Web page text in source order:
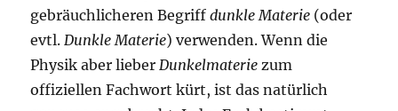
gebräuchlicheren Begriffdunkle Materie (oder
evtl. Dunkle Materie) verwenden. Wenn die
Physik aber lieber Dunkelmaterie zum
offiziellen Fachwort kürt, ist das natürlich